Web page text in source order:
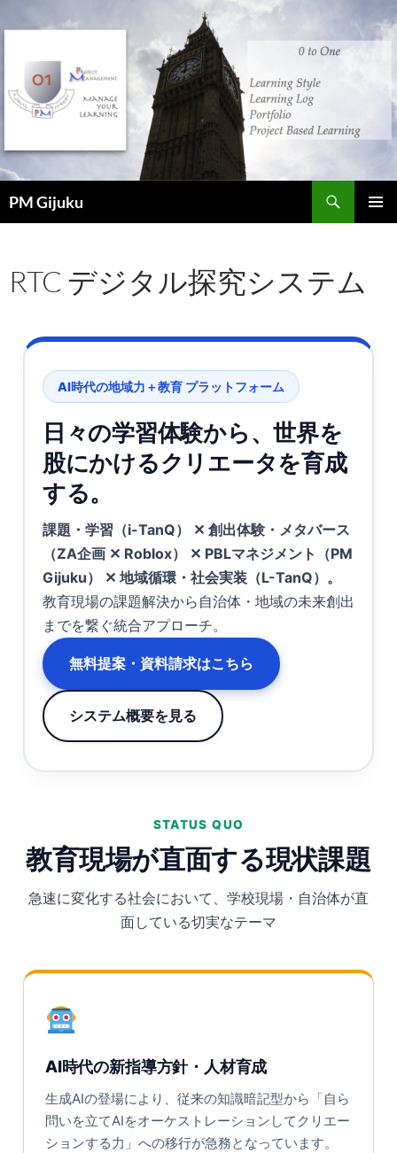
ン
ツ
キ
ッ
プPM Gijuku
索
RTC デジタル探究システム
AI時代の地域力＋教育 プラットフォーム
日々の学習体験から、世界を
股にかけるクリエータを育成
する。
課題・学習（i-TanQ） ✕ 創出体験・メタバース
（ZA企画 ✕ Roblox） ✕ PBLマネジメント（PM
Gijuku） ✕ 地域循環・社会実装（L-TanQ）。
教育現場の課題解決から自治体・地域の未来創出
までを繋ぐ統合アプローチ。
無料提案・資料請求はこちら
システム概要を見る
STATUS QUO
教育現場が直面する現状課題
急速に変化する社会において、学校現場・自治体が直
面している切実なテーマ
AI時代の新指導方針・人材育成
生成AIの登場により、従来の知識暗記型から「自ら
問いを立てAIをオーケストレーションしてクリエー
ションする力」への移行が急務となっています。